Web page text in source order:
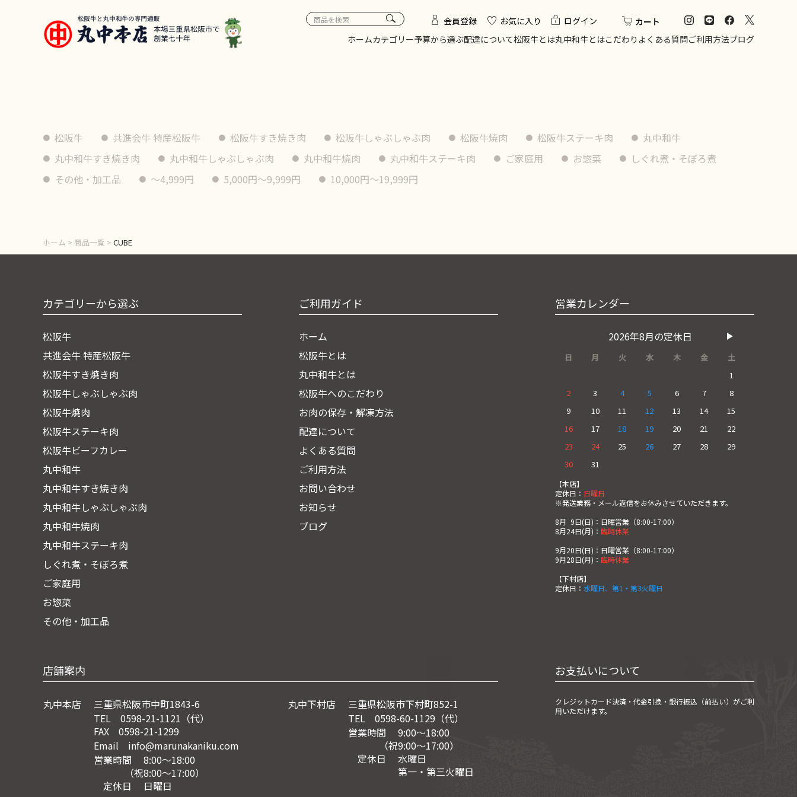
会員登録 お気に入り ログイン
カート
ホームカテゴリー予算から選ぶ配達について松阪牛とは丸中和牛とはこだわり よくある質問ご利用方法ブログ
松阪牛 共進会牛 特産松阪牛 松阪牛すき焼き肉 松阪牛しゃぶしゃぶ肉 松阪牛焼肉 松阪牛ステーキ肉
丸中和牛
丸中和牛すき焼き肉
丸中和牛しゃぶしゃぶ肉 丸中和牛焼肉 丸中和牛ステーキ肉 ご家庭用 お惣菜
しぐれ煮・そぼろ煮
その他・加工品
〜4,999円 5,000円〜9,999円 10,000円〜19,999円
ホーム > 商品一覧 > CUBE
カテゴリーから選ぶ
松阪牛
共進会牛 特産松阪牛
松阪牛すき焼き肉
松阪牛しゃぶしゃぶ肉
松阪牛焼肉
松阪牛ステーキ肉
松阪牛ビーフカレー
丸中和牛
丸中和牛すき焼き肉
丸中和牛しゃぶしゃぶ肉
丸中和牛焼肉
丸中和牛ステーキ肉
しぐれ煮・そぼろ煮
ご家庭用
お惣菜
その他・加工品
ご利用ガイド
ホーム
松阪牛とは
丸中和牛とは
松阪牛へのこだわり
お肉の保存・解凍方法
配達について
よくある質問
ご利用方法
お問い合わせ
お知らせ
ブログ
営業カレンダー
2026年8月の定休日
日 月 火 水 木 金
土
1
2
3 4 5 6 7
8
9
10 11 12 13 14
15
16
17 18 19 20 21
22
23
24 25 26 27 28
29
30
31
【本店】
定休日： 日曜日
※発送業務・メール返信をお休みさせていただきます。
8月 9日(日)：日曜営業（8:00-17:00）
8月24日(月)： 臨時休業
9月20日(日)：日曜営業（8:00-17:00）
9月28日(月)： 臨時休業
【下村店】
定休日： 水曜日、第1・第3火曜日
店舗案内
丸中本店
三重県松阪市中町1843-6
TEL 0598-21-1121（代）
FAX 0598-21-1299
Email info@marunakaniku.com
営業時間 8:00～18:00
（祝8:00〜17:00）
定休日 日曜日
丸中下村店
三重県松阪市下村町852-1
TEL 0598-60-1129（代）
営業時間 9:00～18:00
（祝9:00〜17:00）
定休日 水曜日
第一・第三火曜日
お支払いについて
クレジットカード決済・ 代金引換・銀行振込（前払い）がご利
用いただけます。